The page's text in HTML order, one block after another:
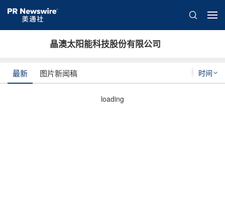
晶澳太阳能科技股份有限公司
时间
最新 图片新闻稿
loading